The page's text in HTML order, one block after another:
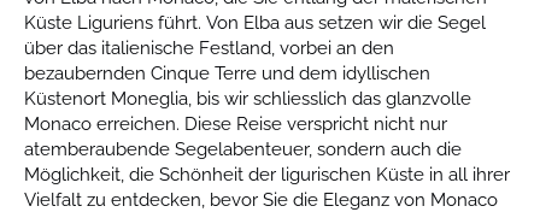
Küste Liguriens führt. Von Elba aus setzen wir die Segel
über das italienische Festland, vorbei an den
bezaubernden Cinque Terre und dem idyllischen
Küstenort Moneglia, bis wir schliesslich das glanzvolle
Monaco erreichen. Diese Reise verspricht nicht nur
atemberaubende Segelabenteuer, sondern auch die
Möglichkeit, die Schönheit der ligurischen Küste in all ihrer
Vielfalt zu entdecken, bevor Sie die Eleganz von Monaco